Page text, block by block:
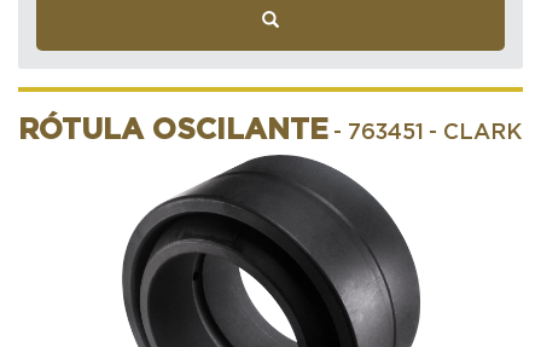
RÓTULA OSCILANTE - 763451 - CLARK